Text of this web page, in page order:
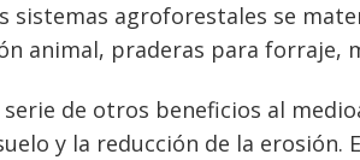
sistemas agroforestales se
animal, praderas para forraje,
serie de otros beneficios al
y la reducción de la